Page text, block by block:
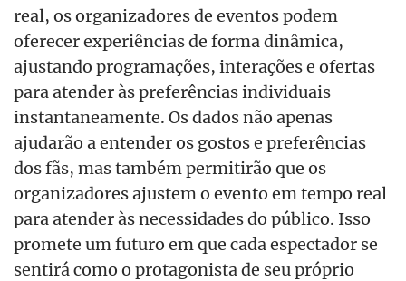
real, os organizadores de eventos podem
oferecer experiências de forma dinâmica,
ajustando programações, interações e ofertas
para atender às preferências individuais
instantaneamente. Os dados não apenas
ajudarão a entender os gostos e preferências
dos fãs, mas também permitirão que os
organizadores ajustem o evento em tempo real
para atender às necessidades do público. Isso
promete um futuro em que cada espectador se
sentirá como o protagonista de seu próprio